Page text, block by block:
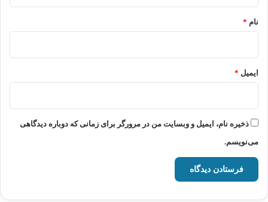
نام *
ایمیل *
ذخیره نام، ایمیل و وبسایت من در مرورگر برای زمانی که دوباره دیدگاهی
می‌نویسم.